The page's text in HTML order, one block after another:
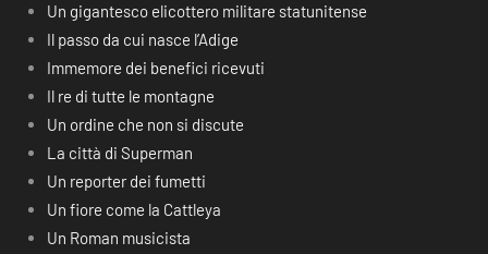
Un gigantesco elicottero militare statunitense
Il passo da cui nasce l’Adige
Immemore dei benefici ricevuti
Il re di tutte le montagne
Un ordine che non si discute
La città di Superman
Un reporter dei fumetti
Un fiore come la Cattleya
Un Roman musicista